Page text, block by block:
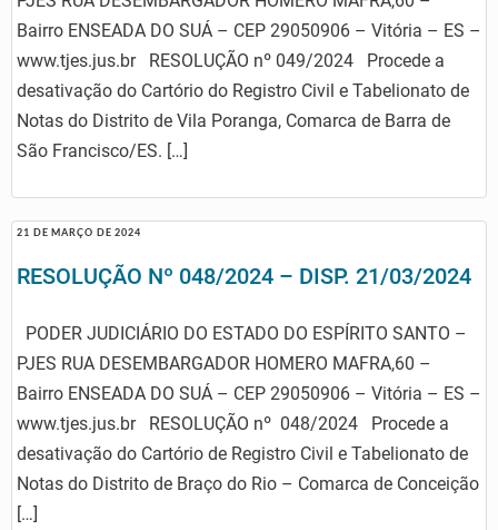
Bairro ENSEADA DO SUÁ – CEP 29050906 – Vitória – ES –
www.tjes.jus.br RESOLUÇÃO nº 049/2024 Procede a
desativação do Cartório do Registro Civil e Tabelionato de
Notas do Distrito de Vila Poranga, Comarca de Barra de
São Francisco/ES. […]
21 DE MARÇO DE 2024
RESOLUÇÃO Nº 048/2024 – DISP. 21/03/2024
PODER JUDICIÁRIO DO ESTADO DO ESPÍRITO SANTO –
PJES RUA DESEMBARGADOR HOMERO MAFRA,60 –
Bairro ENSEADA DO SUÁ – CEP 29050906 – Vitória – ES –
www.tjes.jus.br RESOLUÇÃO nº 048/2024 Procede a
desativação do Cartório de Registro Civil e Tabelionato de
Notas do Distrito de Braço do Rio – Comarca de Conceição
[…]